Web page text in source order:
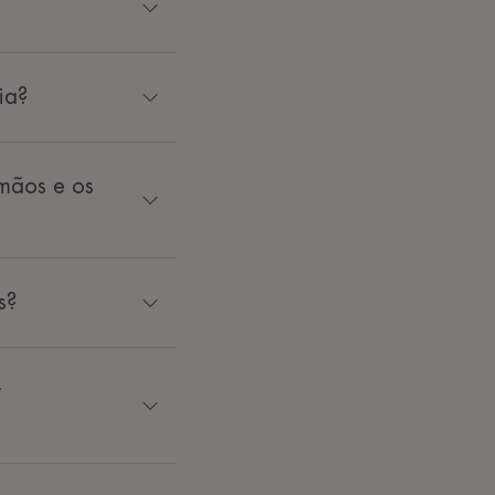
e os